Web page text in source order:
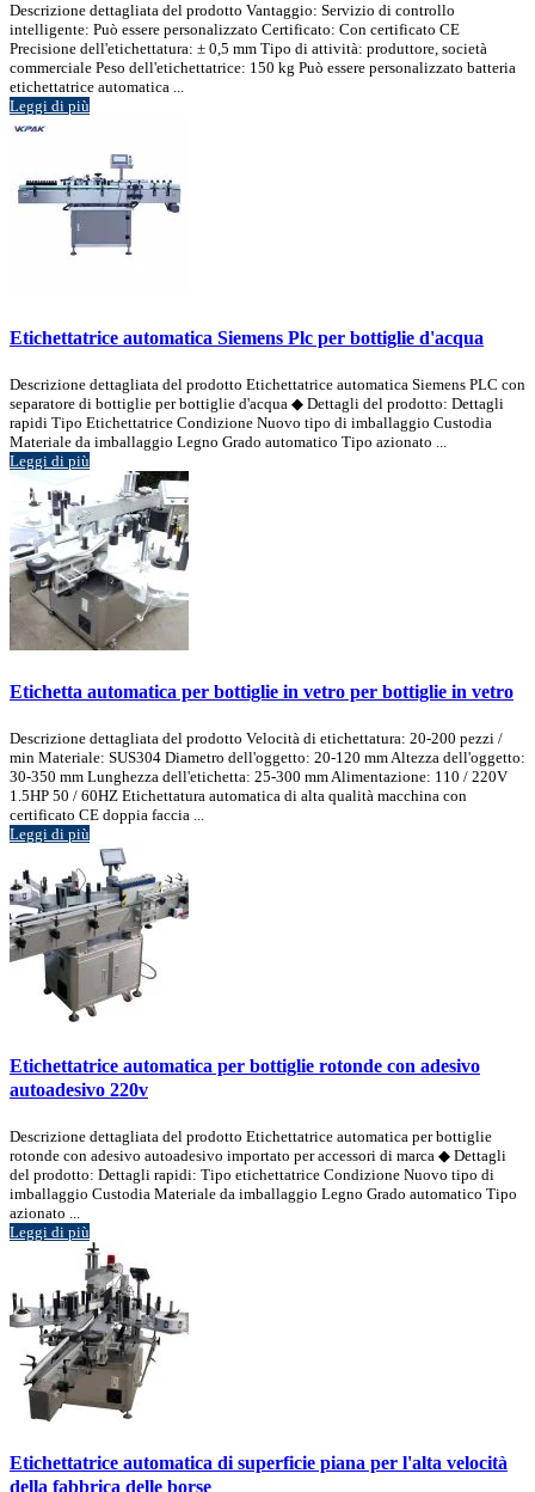
Descrizione dettagliata del prodotto Vantaggio: Servizio di controllo
intelligente: Può essere personalizzato Certificato: Con certificato CE
Precisione dell'etichettatura: ± 0,5 mm Tipo di attività: produttore, società
commerciale Peso dell'etichettatrice: 150 kg Può essere personalizzato batteria
etichettatrice automatica ...
Leggi di più
Etichettatrice automatica Siemens Plc per bottiglie d'acqua
Descrizione dettagliata del prodotto Etichettatrice automatica Siemens PLC con
separatore di bottiglie per bottiglie d'acqua ◆ Dettagli del prodotto: Dettagli
rapidi Tipo Etichettatrice Condizione Nuovo tipo di imballaggio Custodia
Materiale da imballaggio Legno Grado automatico Tipo azionato ...
Leggi di più
Etichetta automatica per bottiglie in vetro per bottiglie in vetro
Descrizione dettagliata del prodotto Velocità di etichettatura: 20-200 pezzi /
min Materiale: SUS304 Diametro dell'oggetto: 20-120 mm Altezza dell'oggetto:
30-350 mm Lunghezza dell'etichetta: 25-300 mm Alimentazione: 110 / 220V
1.5HP 50 / 60HZ Etichettatura automatica di alta qualità macchina con
certificato CE doppia faccia ...
Leggi di più
Etichettatrice automatica per bottiglie rotonde con adesivo
autoadesivo 220v
Descrizione dettagliata del prodotto Etichettatrice automatica per bottiglie
rotonde con adesivo autoadesivo importato per accessori di marca ◆ Dettagli
del prodotto: Dettagli rapidi: Tipo etichettatrice Condizione Nuovo tipo di
imballaggio Custodia Materiale da imballaggio Legno Grado automatico Tipo
azionato ...
Leggi di più
Etichettatrice automatica di superficie piana per l'alta velocità
della fabbrica delle borse